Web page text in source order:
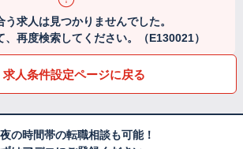
う求人は見つかりませんでした。
、再度検索してください。（E130021）
求人条件設定ページに戻る
の時間帯の転職相談も可能！